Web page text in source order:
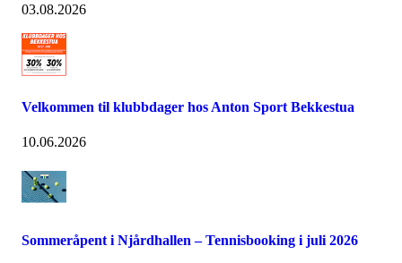
03.08.2026
Velkommen til klubbdager hos Anton Sport Bekkestua
10.06.2026
Sommeråpent i Njårdhallen – Tennisbooking i juli 2026